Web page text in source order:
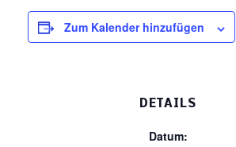
Zum Kalender hinzufügen
DETAILS
Datum: